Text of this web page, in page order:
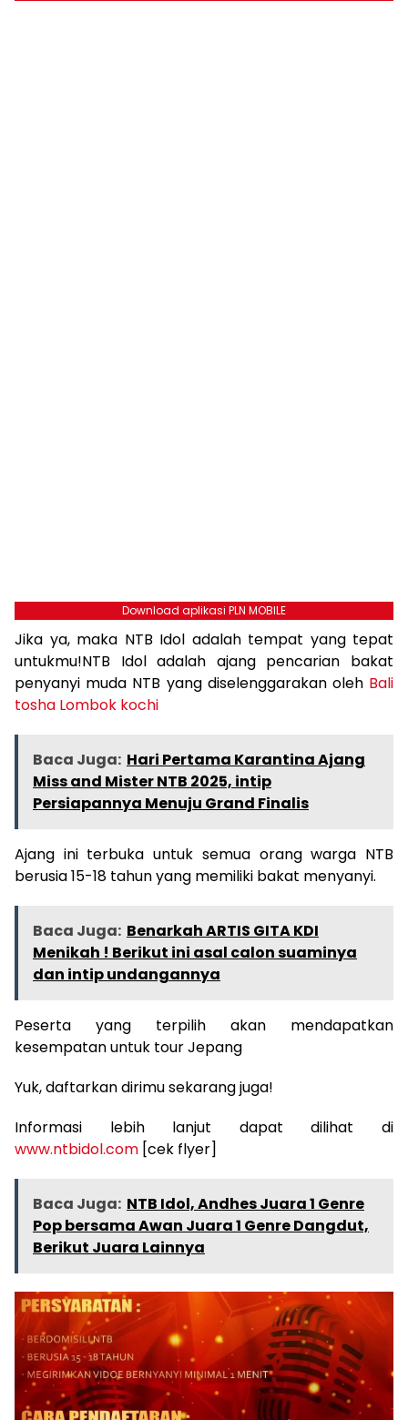
Download aplikasi PLN MOBILE
Jika ya, maka NTB Idol adalah tempat yang tepat
untukmu!NTB Idol adalah ajang pencarian bakat
penyanyi muda NTB yang diselenggarakan oleh Bali
tosha Lombok kochi
Baca Juga: Hari Pertama Karantina Ajang
Miss and Mister NTB 2025, intip
Persiapannya Menuju Grand Finalis
Ajang ini terbuka untuk semua orang warga NTB
berusia 15-18 tahun yang memiliki bakat menyanyi.
Baca Juga: Benarkah ARTIS GITA KDI
Menikah ! Berikut ini asal calon suaminya
dan intip undangannya
Peserta yang terpilih akan mendapatkan
kesempatan untuk tour Jepang
Yuk, daftarkan dirimu sekarang juga!
Informasi lebih lanjut dapat dilihat di
www.ntbidol.com [cek flyer]
Baca Juga: NTB Idol, Andhes Juara 1 Genre
Pop bersama Awan Juara 1 Genre Dangdut,
Berikut Juara Lainnya